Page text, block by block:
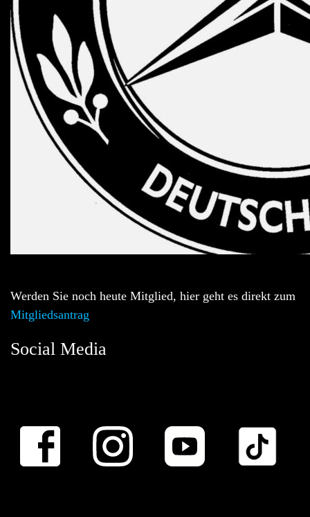
Werden Sie noch heute Mitglied, hier geht es direkt zum
Mitgliedsantrag
Social Media